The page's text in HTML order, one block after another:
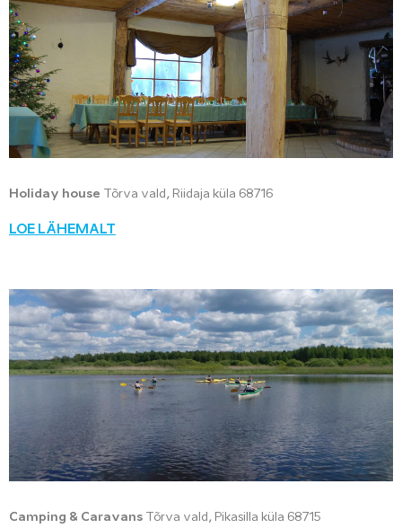
Holiday house Tõrva vald, Riidaja küla 68716
LOE LÄHEMALT
Camping & Caravans Tõrva vald, Pikasilla küla 68715